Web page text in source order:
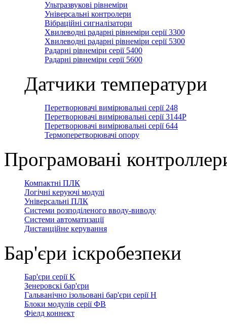
Ультразвукові рівнеміри
Універсальні контролери
Вібраційні сигналізатори
Хвилеводні радарні рівнеміри серії 3300
Хвилеводні радарні рівнеміри серії 5300
Радарні рівнеміри серії 5400
Радарні рівнеміри серії 5600
Датчики температури
Перетворювачі вимірювальні серії 248
Перетворювачі вимірювальні серії 3144Р
Перетворювачі вимірювальні серії 644
Термоперетворювачі опору
Програмовані
Компактні ПЛК
Логічні керуючі модулі
Універсальні ПЛК
Системи розподіленого вводу-виводу
Системи автоматизації
Дистанційне керування
Бар'єри іскробезпеки
Бар'єри серії K
Зенеровскі бар'єри
Гальванічно ізольовані бар'єри серії H
Блоки модулів серії ФВ
Фіелд коннект